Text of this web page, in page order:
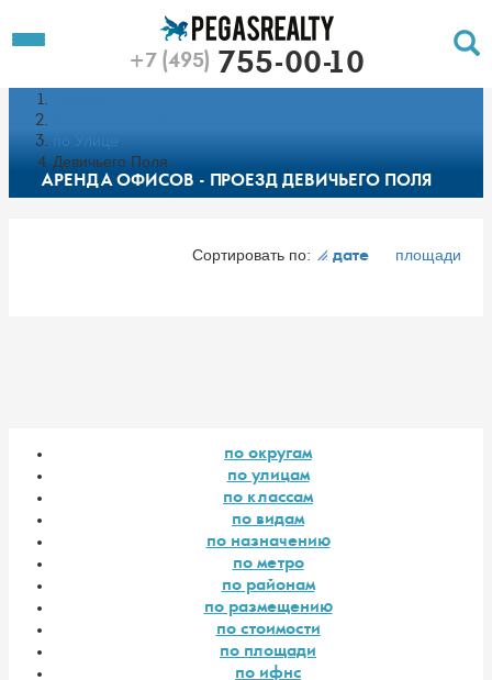
Toggle
Push
+7 (495) 755-00-10
Девичьего Поля
АРЕНДА ОФИСОВ - ПРОЕЗД ДЕВИЧЬЕГО ПОЛЯ
Сортировать по: дате площади
по округам
по улицам
по классам
по видам
по назначению
по метро
по районам
по размещению
по стоимости
по площади
по ифнс